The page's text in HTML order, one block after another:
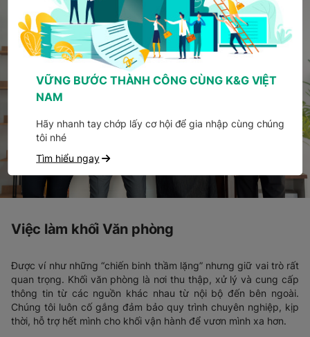
Việc làm khối Văn phòng
Được ví như những “chiến binh thầm lặng” nhưng giữ vai trò rất
quan trọng. Khối văn phòng là nơi thu thập, xử lý và cung cấp
thông tin từ các nguồn khác nhau từ nội bộ đến bên ngoài.
Chúng tôi luôn cố gắng đảm bảo quy trình chuyên nghiệp, kịp
thời, hỗ trợ hết mình cho khối vận hành để vươn mình xa hơn.
VỮNG BƯỚC THÀNH CÔNG CÙNG K&G VIỆT
NAM
Hãy nhanh tay chớp lấy cơ hội để gia nhập cùng chúng
tôi nhé
Tìm hiểu ngay